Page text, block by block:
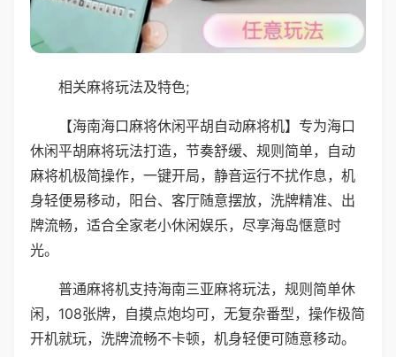
相关麻将玩法及特色;
【海南海口麻将休闲平胡自动麻将机】专为海口
休闲平胡麻将玩法打造，节奏舒缓、规则简单，自动
麻将机极简操作，一键开局，静音运行不扰作息，机
身轻便易移动，阳台、客厅随意摆放，洗牌精准、出
牌流畅，适合全家老小休闲娱乐，尽享海岛惬意时
光。
普通麻将机支持海南三亚麻将玩法，规则简单休
闲，108张牌，自摸点炮均可，无复杂番型，操作极简
开机就玩，洗牌流畅不卡顿，机身轻便可随意移动。